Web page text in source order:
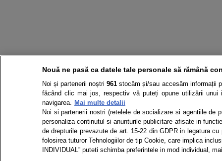
Nouă ne pasă ca datele tale personale să rămână
Noi și partenerii noștri961 stocăm și/sau accesăm informații
făcând clic mai jos, respectiv vă puteți opune utilizării
navigarea. Mai multe detalii
Noi si partenerii nostri (retelele de socializare si agentiile de
personaliza continutul si anunturile publicitare afisate in
de drepturile prevazute de art. 15-22 din GDPR in legatura
folosirea tuturor Tehnologiilor de tip Cookie, care implica
INDIVIDUAL” puteti schimba preferintele in mod individual,